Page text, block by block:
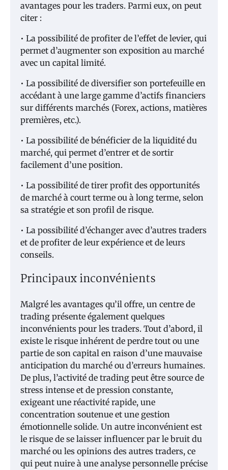
avantages pour les traders. Parmi eux, on peut
citer :
• La possibilité de profiter de l’effet de levier, qui
permet d’augmenter son exposition au marché
avec un capital limité.
• La possibilité de diversifier son portefeuille en
accédant à une large gamme d’actifs financiers
sur différents marchés (Forex, actions, matières
premières, etc.).
• La possibilité de bénéficier de la liquidité du
marché, qui permet d’entrer et de sortir
facilement d’une position.
• La possibilité de tirer profit des opportunités
de marché à court terme ou à long terme, selon
sa stratégie et son profil de risque.
• La possibilité d’échanger avec d’autres traders
et de profiter de leur expérience et de leurs
conseils.
Principaux inconvénients
Malgré les avantages qu’il offre, un centre de
trading présente également quelques
inconvénients pour les traders. Tout d’abord, il
existe le risque inhérent de perdre tout ou une
partie de son capital en raison d’une mauvaise
anticipation du marché ou d’erreurs humaines.
De plus, l’activité de trading peut être source de
stress intense et de pression constante,
exigeant une réactivité rapide, une
concentration soutenue et une gestion
émotionnelle solide. Un autre inconvénient est
le risque de se laisser influencer par le bruit du
marché ou les opinions des autres traders, ce
qui peut nuire à une analyse personnelle précise